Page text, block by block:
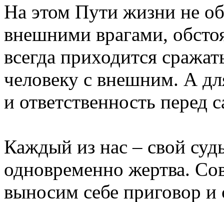
На этом Пути жизни не
внешними врагами,
всегда приходится
человеку с внешним. А
и ответственность перед
Каждый из нас – свой
одновременно жертва.
выносим себе приговор